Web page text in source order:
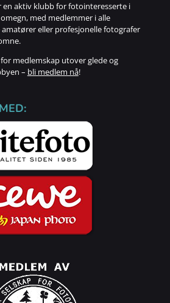
en aktiv klubb for fotointeresserte i
med medlemmer i alle
amatører eller profesjonelle fotografer
medlemskap utover glede og
– bli medlem nå!